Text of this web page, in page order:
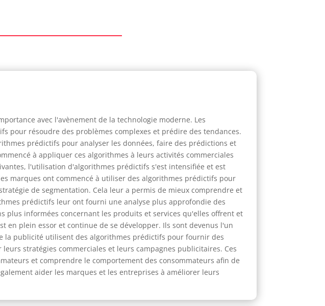
avec l'avènement de la technologie moderne. Les
pour résoudre des problèmes complexes et prédire des tendances.
prédictifs pour analyser les données, faire des prédictions et
à appliquer ces algorithmes à leurs activités commerciales
l'utilisation d'algorithmes prédictifs s'est intensifiée et est
marques ont commencé à utiliser des algorithmes prédictifs pour
de segmentation. Cela leur a permis de mieux comprendre et
prédictifs leur ont fourni une analyse plus approfondie des
plus informées concernant les produits et services qu'elles offrent et
plein essor et continue de se développer. Ils sont devenus l'un
la publicité utilisent des algorithmes prédictifs pour fournir des
stratégies commerciales et leurs campagnes publicitaires. Ces
et comprendre le comportement des consommateurs afin de
aider les marques et les entreprises à améliorer leurs